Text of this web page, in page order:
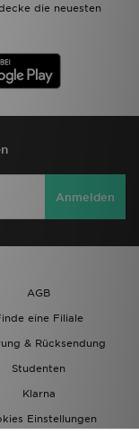
die neuesten
Anmelden
AGB
eine Filiale
& Rücksendung
Studenten
Klarna
Einstellungen